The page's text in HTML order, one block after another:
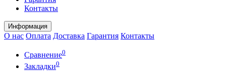
Контакты
Информация
О нас Оплата Доставка Гарантия Контакты
Сравнение0
Закладки0